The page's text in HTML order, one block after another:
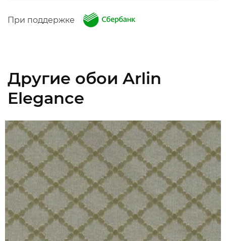
При поддержке
Другие обои Arlin
Elegance